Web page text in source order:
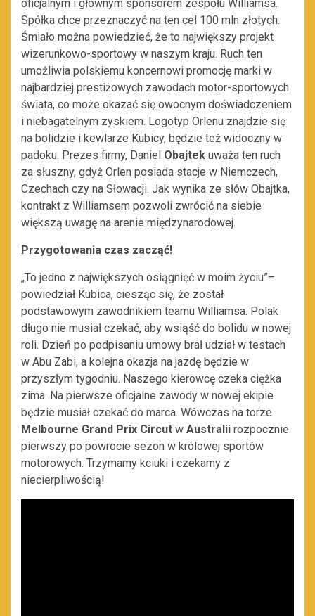
oficjalnym i głównym sponsorem zespołu Williamsa.
Spółka chce przeznaczyć na ten cel 100 mln złotych.
Śmiało można powiedzieć, że to największy projekt
wizerunkowo-sportowy w naszym kraju. Ruch ten
umożliwia polskiemu koncernowi promocję marki w
najbardziej prestiżowych zawodach motor-sportowych
świata, co może okazać się owocnym doświadczeniem
i niebagatelnym zyskiem. Logotyp Orlenu znajdzie się
na bolidzie i kewlarze Kubicy, będzie też widoczny w
padoku. Prezes firmy, Daniel Obajtek uważa ten ruch
za słuszny, gdyż Orlen posiada stacje w Niemczech,
Czechach czy na Słowacji. Jak wynika ze słów Obajtka,
kontrakt z Williamsem pozwoli zwrócić na siebie
większą uwagę na arenie międzynarodowej.
Przygotowania czas zacząć!
„To jedno z największych osiągnięć w moim życiu”–
powiedział Kubica, ciesząc się, że został
podstawowym zawodnikiem teamu Williamsa. Polak
długo nie musiał czekać, aby wsiąść do bolidu w nowej
roli. Dzień po podpisaniu umowy brał udział w testach
w Abu Zabi, a kolejna okazja na jazdę będzie w
przyszłym tygodniu. Naszego kierowcę czeka ciężka
zima. Na pierwsze oficjalne zawody w nowej ekipie
będzie musiał czekać do marca. Wówczas na torze
Melbourne Grand Prix Circut w Australii rozpocznie
pierwszy po powrocie sezon w królowej sportów
motorowych. Trzymamy kciuki i czekamy z
niecierpliwością!